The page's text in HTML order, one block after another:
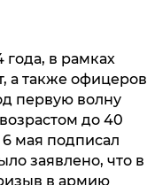
в рамках
а также офицеров
первую волну
до 40
мая подписал
заявлено, что в
в армию